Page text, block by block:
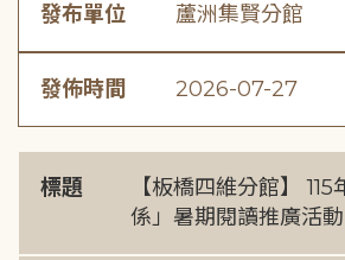
發布單位 蘆洲集賢分館
發佈時間 2026-07-27
標題
【板橋四維分館】
係」暑期閱讀推廣活動